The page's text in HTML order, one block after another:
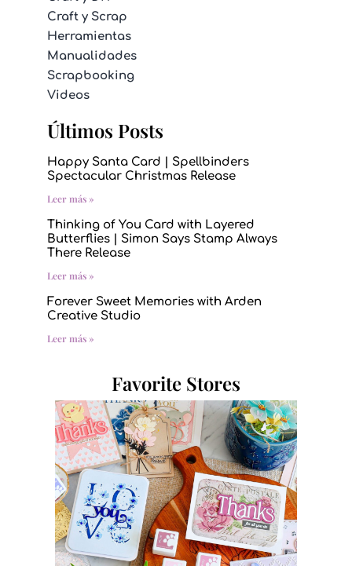
Craft y Scrap
Herramientas
Manualidades
Scrapbooking
Videos
Últimos Posts
Happy Santa Card | Spellbinders
Spectacular Christmas Release
Leer más »
Thinking of You Card with Layered
Butterflies | Simon Says Stamp Always
There Release
Leer más »
Forever Sweet Memories with Arden
Creative Studio
Leer más »
Favorite Stores